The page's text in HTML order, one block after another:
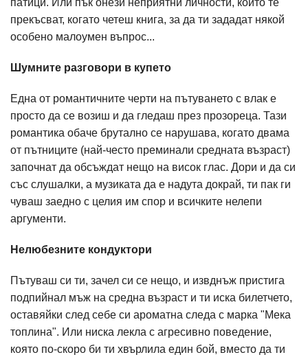
патици. Или пък онези неприятни личности, които те
прекъсват, когато четеш книга, за да ти зададат някой
особено малоумен въпрос...
Шумните разговори в купето
Една от романтичните черти на пътуването с влак е
просто да се возиш и да гледаш през прозореца. Тази
романтика обаче брутално се нарушава, когато двама
от пътниците (най-често преминали средната възраст)
започнат да обсъждат нещо на висок глас. Дори и да си
със слушалки, а музиката да е надута докрай, ти пак ги
чуваш заедно с целия им спор и всичките нелепи
аргументи.
Нелюбезните кондуктори
Пътуваш си ти, зачел си се нещо, и извднъж пристига
подпийнал мъж на средна възраст и ти иска билетчето,
оставяйки след себе си ароматна следа с марка "Мека
топлина". Или ниска лекла с агресивно поведение,
която по-скоро би ти хвърлила един бой, вместо да ти